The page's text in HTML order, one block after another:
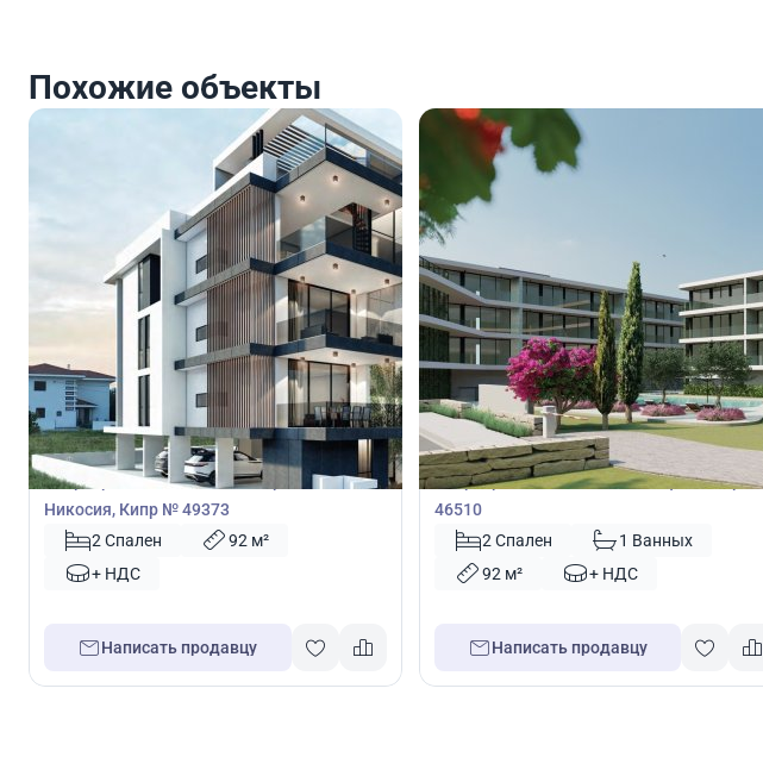
Похожие объекты
€ 242 300
Квартира
Квартира с 2 спальнями в Строволос,
Никосия, Кипр № 49373
2 Спален
92 м²
+ НДС
Написать продавцу
€250 000
Квартира
Квартира с 2 спальнями в Пафос, Кипр №
46510
2 Спален
1 Ванных
92 м²
+ НДС
Написать продавцу